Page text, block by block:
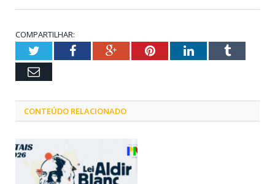
COMPARTILHAR:
TwitterFacebookGoogle+PinterestLinkedInTumblr
Email
CONTEÚDO RELACIONADO